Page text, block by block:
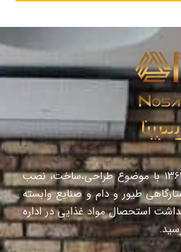
شرکت نوساز صنعت در سال١٣٦٤ با موضوع طراحی،ساخت، نصب
طیور و دام و صنایع وابسته
استحصال مواد غذایی در اداره